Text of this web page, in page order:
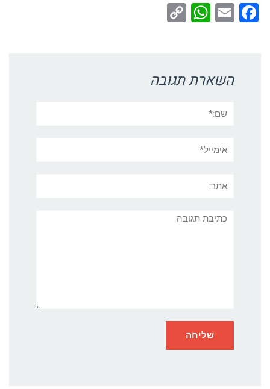
Facebook
Email
WhatsApp
השארת תגובה
תגובה